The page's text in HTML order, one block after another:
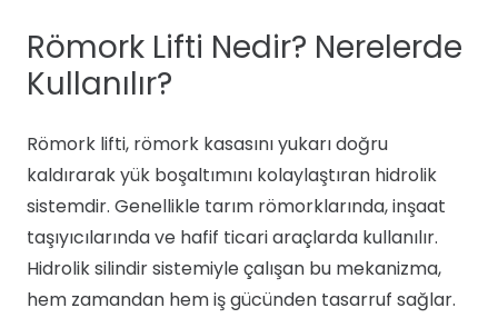
Römork Lifti Nedir? Nerelerde
Kullanılır?
Römork lifti, römork kasasını yukarı doğru
kaldırarak yük boşaltımını kolaylaştıran hidrolik
sistemdir. Genellikle tarım römorklarında, inşaat
taşıyıcılarında ve hafif ticari araçlarda kullanılır.
Hidrolik silindir sistemiyle çalışan bu mekanizma,
hem zamandan hem iş gücünden tasarruf sağlar.